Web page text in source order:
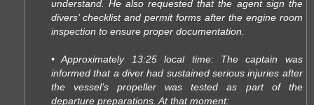
understand. He also requested that the agent sign the
divers’ checklist and permit forms after the engine room
inspection to ensure proper documentation.
• Approximately 13:25 local time: The captain was
informed that a diver had sustained serious injuries after
the vessel’s propeller was tested as part of the
departure preparations. At that moment: